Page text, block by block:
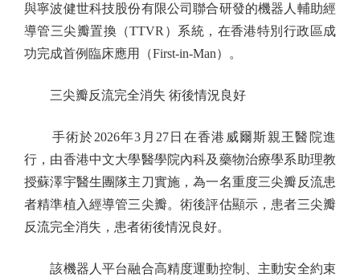
與寧波健世科技股份有限公司聯合研發的機器人輔助經
導管三尖瓣置換（TTVR）系統，在香港特別行政區成
功完成首例臨床應用（First-in-Man）。
三尖瓣反流完全消失 術後情況良好
手術於2026年3月27日在香港威爾斯親王醫院進
行，由香港中文大學醫學院內科及藥物治療學系助理教
授蘇澤宇醫生團隊主刀實施，為一名重度三尖瓣反流患
者精準植入經導管三尖瓣。術後評估顯示，患者三尖瓣
反流完全消失，患者術後情況良好。
該機器人平台融合高精度運動控制、主動安全約束